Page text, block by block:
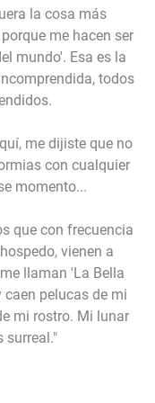
la cosa más
me hacen ser
mundo'. Esa es la
todos
me dijiste que no
con cualquier
momento...
que con frecuencia
vienen a
llaman 'La Bella
caen pelucas de mi
mi rostro. Mi lunar
surreal."